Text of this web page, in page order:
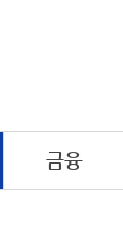
금융